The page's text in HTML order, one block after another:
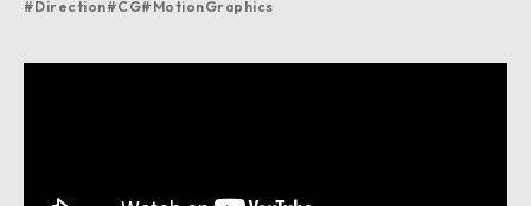
#Direction#CG# MotionGraphics